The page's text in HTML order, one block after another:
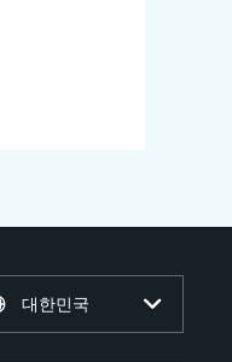
대한민국